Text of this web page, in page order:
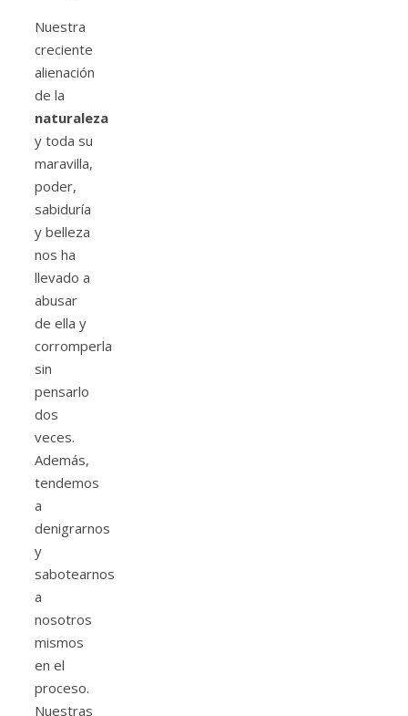
Nuestra
creciente
alienación
de la
naturaleza
y toda su
maravilla,
poder,
sabiduría
y belleza
nos ha
llevado a
abusar
de ella y
corromperla
sin
pensarlo
dos
veces.
Además,
tendemos
a
denigrarnos
y
sabotearnos
a
nosotros
mismos
en el
proceso.
Nuestras